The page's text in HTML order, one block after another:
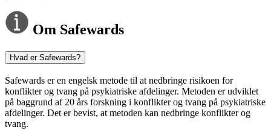
Om Safewards
Hvad er Safewards?
Safewards er en engelsk metode til at nedbringe risikoen for
konflikter og tvang på psykiatriske afdelinger. Metoden er udviklet
på baggrund af 20 års forskning i konflikter og tvang på psykiatriske
afdelinger. Det er bevist, at metoden kan nedbringe konflikter og
tvang.